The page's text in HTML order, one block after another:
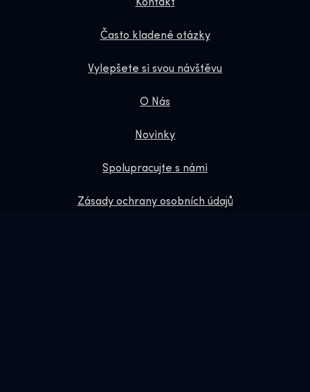
Kontakt
Často kladené otázky
Vylepšete si svou návštěvu
O Nás
Novinky
Spolupracujte s námi
Zásady ochrany osobních údajů